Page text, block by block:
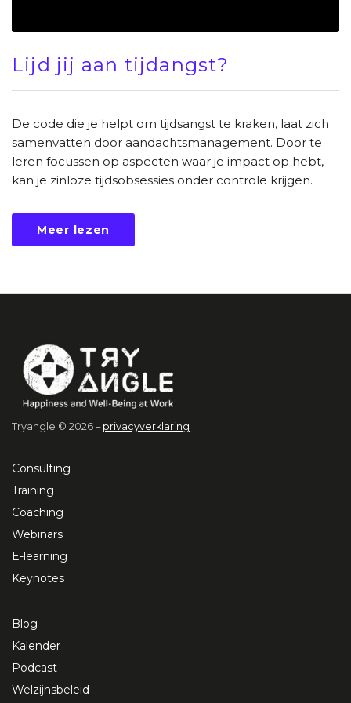
Lijd jij aan tijdangst?
De code die je helpt om tijdsangst te kraken, laat zich
samenvatten door aandachtsmanagement. Door te
leren focussen op aspecten waar je impact op hebt,
kan je zinloze tijdsobsessies onder controle krijgen.
Meer lezen
Tryangle © 2026 – privacyverklaring
Consulting
Training
Coaching
Webinars
E-learning
Keynotes
Blog
Kalender
Podcast
Welzijnsbeleid